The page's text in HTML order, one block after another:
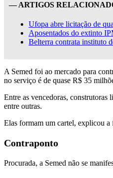
— ARTIGOS
Ufopa abre licitação de
Aposentados do extinto
Belterra contrata instituto
A Semed foi ao mercado para
no serviço é de quase R$ 35
Entre as vencedoras,
entre outras.
Elas formam um cartel, explicou a
Contraponto
Procurada, a Semed não se